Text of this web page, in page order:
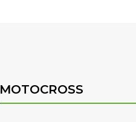
MOTOCROSS